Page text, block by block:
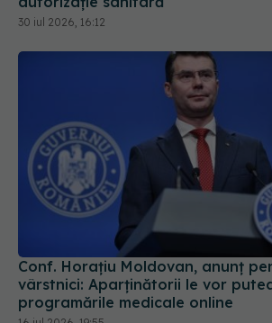
Conf. Horațiu Moldovan, anunț
vârstnici: Aparținătorii le vor
programările medicale online
16 iul 2026, 19:55